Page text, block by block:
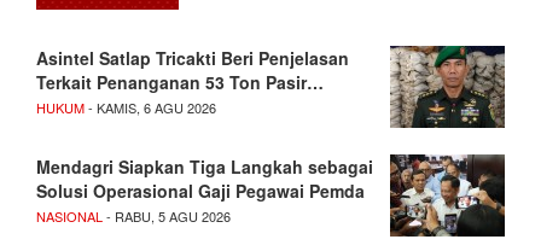
Asintel Satlap Tricakti Beri Penjelasan
Terkait Penanganan 53 Ton Pasir…
HUKUM- KAMIS, 6 AGU 2026
Mendagri Siapkan Tiga Langkah sebagai
Solusi Operasional Gaji Pegawai Pemda
NASIONAL - RABU, 5 AGU 2026